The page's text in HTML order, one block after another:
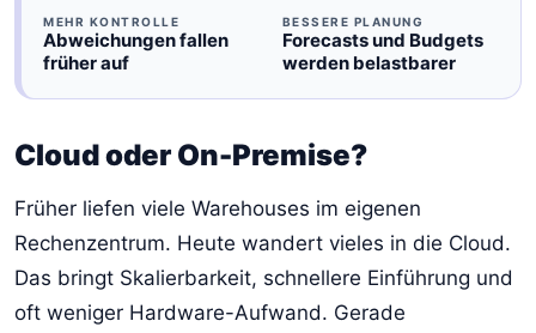
MEHR KONTROLLE
Abweichungen fallen
früher auf
BESSERE PLANUNG
Forecasts und Budgets
werden belastbarer
Cloud oder On-Premise?
Früher liefen viele Warehouses im eigenen
Rechenzentrum. Heute wandert vieles in die Cloud.
Das bringt Skalierbarkeit, schnellere Einführung und
oft weniger Hardware-Aufwand. Gerade